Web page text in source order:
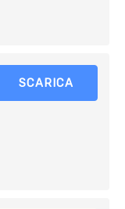
SCARICA